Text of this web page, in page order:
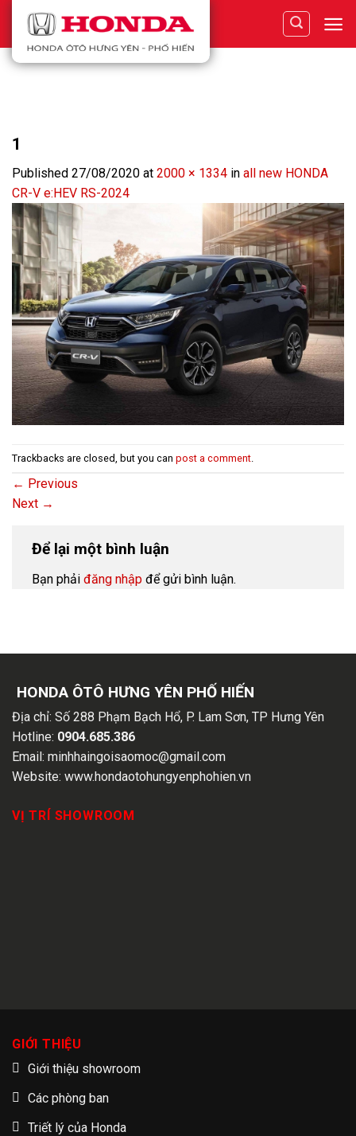
content
1
Published 27/08/2020 at 2000 × 1334 in all new HONDA
CR-V e:HEV RS-2024
Trackbacks are closed, but you can post a comment
← Previous
Next →
Để lại một bình luận
Bạn phải đăng nhập để gửi bình luận.
HONDA ÔTÔ HƯNG YÊN PHỐ HIẾN
Địa chỉ: Số 288 Phạm Bạch Hổ, P. Lam Sơn, TP Hưng Yên
Hotline: 0904.685.386
Email: minhhaingoisaomoc@gmail.com
Website: www.hondaotohungyenphohien.vn
VỊ TRÍ SHOWROOM
GIỚI THIỆU
Giới thiệu showroom
Các phòng ban
Triết lý của Honda